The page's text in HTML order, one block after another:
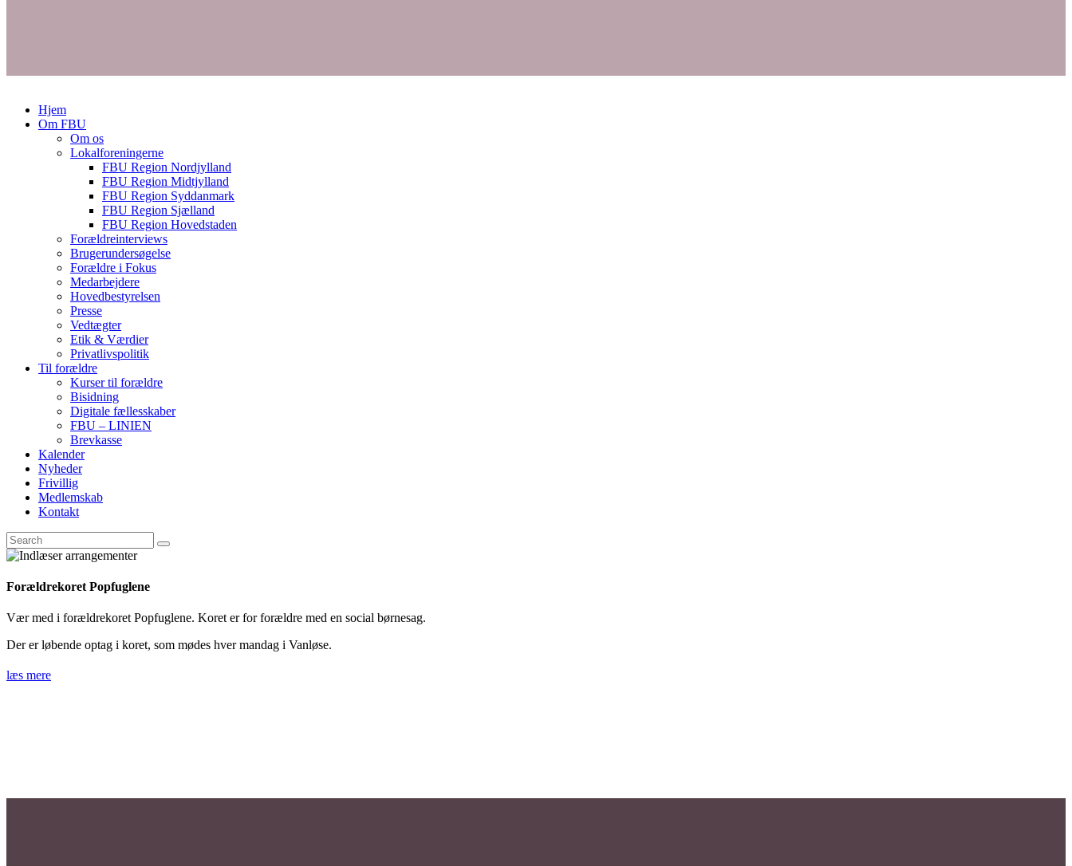
Hjem
Om FBU
Om os
Lokalforeningerne
FBU Region Nordjylland
FBU Region Midtjylland
FBU Region Syddanmark
FBU Region Sjælland
FBU Region Hovedstaden
Forældreinterviews
Brugerundersøgelse
Forældre i Fokus
Medarbejdere
Hovedbestyrelsen
Presse
Vedtægter
Etik & Værdier
Privatlivspolitik
Til forældre
Kurser til forældre
Bisidning
Digitale fællesskaber
FBU – LINIEN
Brevkasse
Kalender
Nyheder
Frivillig
Medlemskab
Kontakt
Forældrekoret Popfuglene
Vær med i forældrekoret Popfuglene. Koret er for forældre med en social børnesag.
Der er løbende optag i koret, som mødes hver mandag i Vanløse.
læs mere